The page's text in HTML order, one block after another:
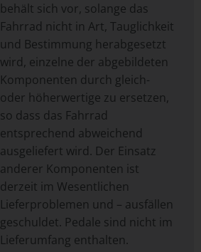
behält sich vor, solange das
Fahrrad nicht in Art, Tauglichkeit
und Bestimmung herabgesetzt
wird, einzelne der abgebildeten
Komponenten durch gleich-
oder höherwertige zu ersetzen,
so dass das Fahrrad
entsprechend abweichend
ausgeliefert wird. Der Einsatz
anderer Komponenten ist
derzeit im Wesentlichen
Lieferproblemen und – ausfällen
geschuldet. Pedale sind nicht im
Lieferumfang enthalten.